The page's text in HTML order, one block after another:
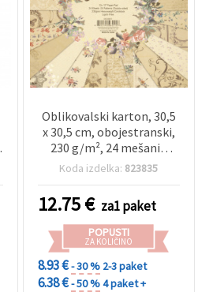
Oblikovalski karton, 30,5
x 30,5 cm, obojestranski,
230 g/m², 24 mešanih
motivov za scrapbooking
Koda izdelka: 823835
12.75€ za1 paket
POPUSTI
ZA KOLIČINO
8.93 €- 30 % 2-3 paket
6.38 €- 50 %4 paket +